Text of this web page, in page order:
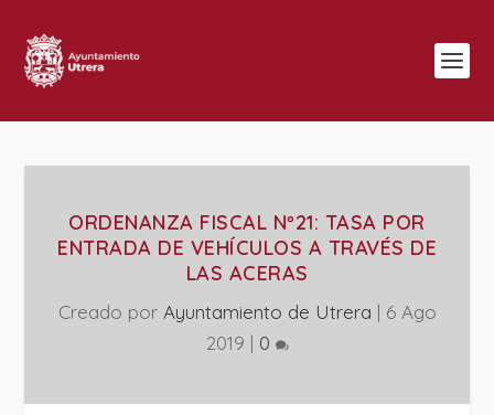
ORDENANZA FISCAL Nº21: TASA POR
ENTRADA DE VEHÍCULOS A TRAVÉS DE
LAS ACERAS
Creado por Ayuntamiento de Utrera | 6 Ago
2019 | 0